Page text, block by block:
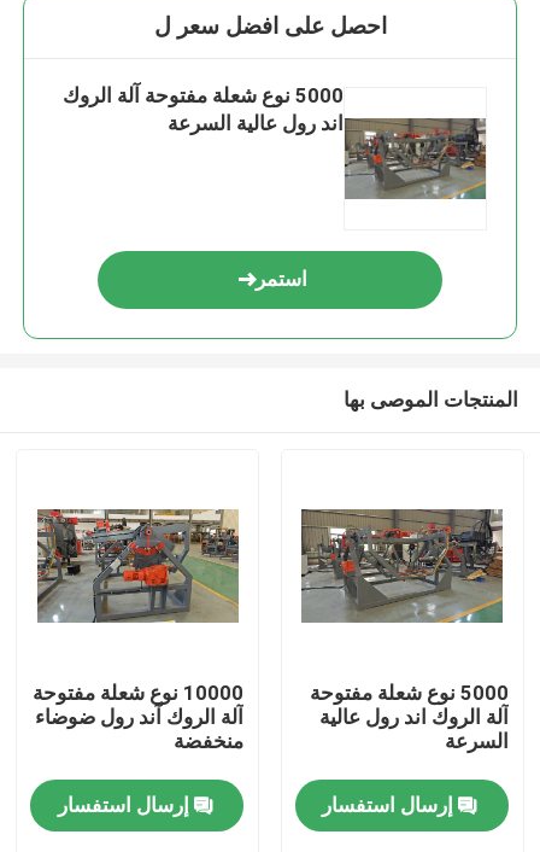
احصل على افضل سعر ل
5000 نوع شعلة مفتوحة آلة الروك
اند رول عالية السرعة
استمر
المنتجات الموصى بها
5000 نوع شعلة مفتوحة
آلة الروك اند رول عالية
السرعة
إرسال استفسار
10000 نوع شعلة مفتوحة
آلة الروك آند رول ضوضاء
منخفضة
إرسال استفسار